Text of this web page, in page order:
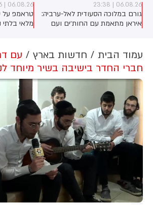
06.08.26 | 23:38
גורם במלוכה הסעודית לאל-ערביה:
איראן מתאמת עם החות׳ים ועם
06.08.26 | 23:36
טראמפ על
מלאי בלתי
עמוד הבית חדשות בארץ
עם
חברי החדר בישיבה בשיר מיוחד